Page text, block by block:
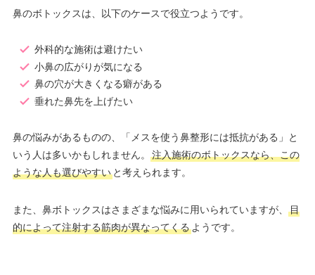
鼻のボトックスは、以下のケースで役立つようです。
外科的な施術は避けたい
小鼻の広がりが気になる
鼻の穴が大きくなる癖がある
垂れた鼻先を上げたい
鼻の悩みがあるものの、「メスを使う鼻整形には抵抗がある」と
いう人は多いかもしれません。
注入施術のボトックスなら、この
ような人も選びやすいと考えられます。
また、鼻ボトックスはさまざまな悩みに用いられていますが、
目
的によって注射する筋肉が異なってくるようです。